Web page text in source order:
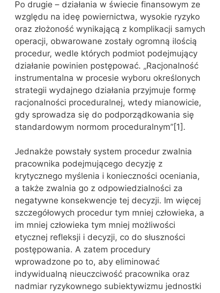
Po drugie – działania w świecie finansowym ze
względu na ideę powiernictwa, wysokie ryzyko
oraz złożoność wynikającą z komplikacji samych
operacji, obwarowane zostały ogromną ilością
procedur, wedle których podmiot podejmujący
działanie powinien postępować. „Racjonalność
instrumentalna w procesie wyboru określonych
strategii wydajnego działania przyjmuje formę
racjonalności proceduralnej, wtedy mianowicie,
gdy sprowadza się do podporządkowania się
standardowym normom proceduralnym”[1].
Jednakże powstały system procedur zwalnia
pracownika podejmującego decyzję z
krytycznego myślenia i konieczności oceniania,
a także zwalnia go z odpowiedzialności za
negatywne konsekwencje tej decyzji. Im więcej
szczegółowych procedur tym mniej człowieka, a
im mniej człowieka tym mniej możliwości
etycznej refleksji i decyzji, co do słuszności
postępowania. A zatem procedury
wprowadzone po to, aby eliminować
indywidualną nieuczciwość pracownika oraz
nadmiar ryzykownego subiektywizmu jednostki